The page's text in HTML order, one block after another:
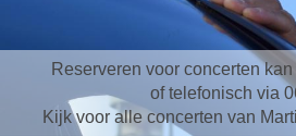
Reserveren voor concerten
of telefonisch via
Kijk voor alle concerten van